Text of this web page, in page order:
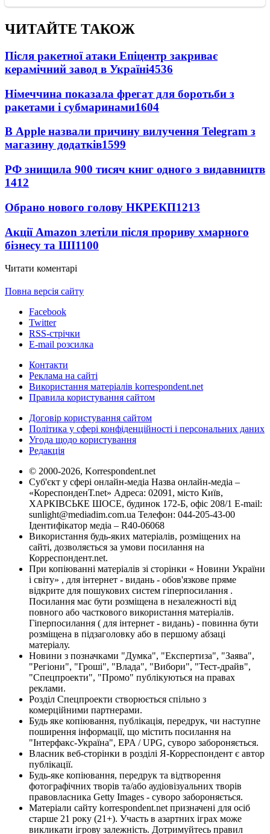
ЧИТАЙТЕ ТАКОЖ
Після ракетної атаки Епіцентр закриває
керамічний завод в Україні4536
Німеччина показала фрегат для боротьби з
ракетами і субмаринами1604
В Apple назвали причину вилучення Telegram з
магазину додатків1599
РФ знищила 900 тисяч книг одного з видавництв
1412
Обрано нового голову НКРЕКП1213
Акції Amazon злетіли після прориву хмарного
бізнесу та ШІ1100
Читати коментарі
Повна версія сайту
Facebook
Twitter
RSS-стрічки
E-mail розсилка
Контакти
Реклама на сайті
Використання матеріалів korrespondent.net
Правила користування сайтом
Договір користування сайтом
Політика у сфері конфіденційності і персональних даних
Угода щодо користування
Редакція
© 2000-2026, Korrespondent.net
Суб'єкт у сфері онлайн-медіа Назва онлайн-медіа –
«КореспонденТ.net» Адреса: 02091, місто Київ,
ХАРКІВСЬКЕ ШОСЕ, будинок 172-Б, офіс 208/1 E-mail:
sunlight@mediadim.com.ua Телефон: 044-205-43-00
Ідентифікатор медіа – R40-06068
Використання будь-яких матеріалів, розміщених на
сайті, дозволяється за умови посилання на
Корреспондент.net.
При копіюванні матеріалів зі сторінки « Новини України
і світу» , для інтернет - видань - обов'язкове пряме
відкрите для пошукових систем гіперпосилання .
Посилання має бути розміщена в незалежності від
повного або часткового використання матеріалів.
Гіперпосилання ( для інтернет - видань) - повинна бути
розміщена в підзаголовку або в першому абзаці
матеріалу.
Новини з позначками "Думка", "Експертиза", "Заява",
"Регіони", "Гроші", "Влада", "Вибори", "Тест-драйв",
"Спецпроекти", "Промо" публікуються на правах
реклами.
Розділ Спецпроекти створюється спільно з
комерційними партнерами.
Будь яке копіювання, публікація, передрук, чи наступне
поширення інформації, що містить посилання на
"Інтерфакс-Україна", EPA / UPG, суворо забороняється.
Власник веб-сторінки в розділі Я-Корреспондент є автор
публікації.
Будь-яке копіювання, передрук та відтворення
фотографічних творів та/або аудіовізуальних творів
правовласника Getty Images - суворо забороняється.
Матеріали сайту korrespondent.net призначені для осіб
старше 21 року (21+). Участь в азартних іграх може
викликати ігрову залежність. Дотримуйтесь правил